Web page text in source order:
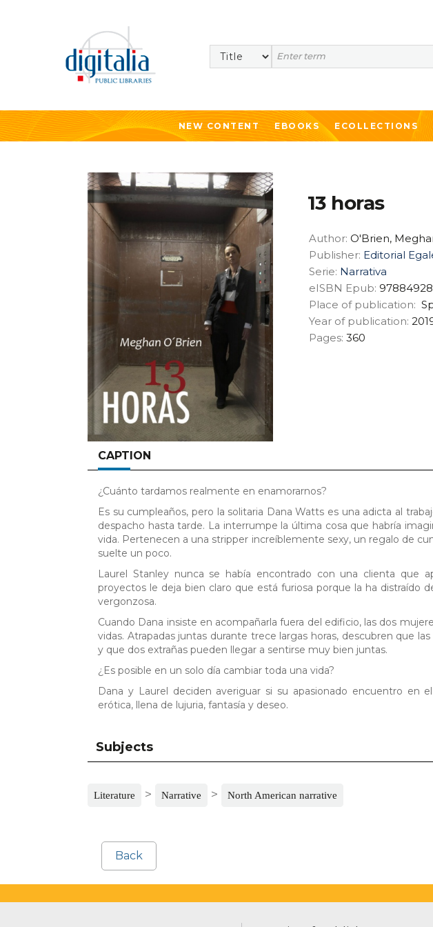
Search
NEW CONTENT EBOOKS ECOLLECTIONS
13 horas
Author: O'Brien,
Publisher: Editorial
Serie: Narrativa
eISBN Epub:
Place of publication:
Year of publication:
Pages: 360
CAPTION
¿Cuánto tardamos realmente en enamorarnos?
Es su cumpleaños, pero la solitaria Dana Watts es una adicta al
despacho hasta tarde. La interrumpe la última cosa que habría
vida. Pertenecen a una stripper increíblemente sexy, un regalo de
suelte un poco.
Laurel Stanley nunca se había encontrado con una clienta que
proyectos le deja bien claro que está furiosa porque la ha distraído
vergonzosa.
Cuando Dana insiste en acompañarla fuera del edificio, las dos
vidas. Atrapadas juntas durante trece largas horas, descubren que
y que dos extrañas pueden llegar a sentirse muy bien juntas.
¿Es posible en un solo día cambiar toda una vida?
Dana y Laurel deciden averiguar si su apasionado encuentro en
erótica, llena de lujuria, fantasía y deseo.
Subjects
Literature > Narrative > North American narrative
Back